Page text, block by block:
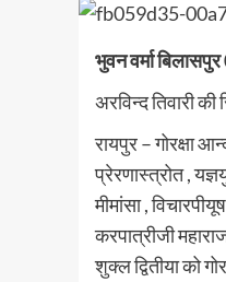
भुवन वर्मा
अरविन्द तिवारी की
रायपुर – गोरक्षा
प्रेरणास्त्रोत ,
मीमांसा ,
करपात्रीजी
शुक्ल द्वितीया को